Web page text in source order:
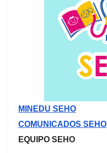
MINEDU SEHO
COMUNICADOS SEHO
EQUIPO SEHO